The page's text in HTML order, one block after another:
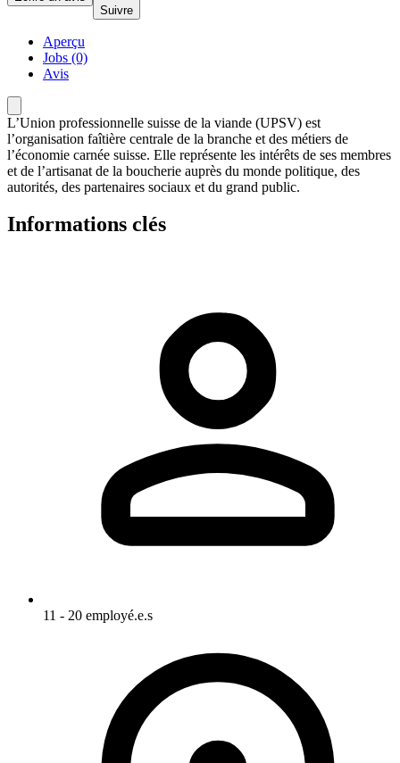
Suivre
Aperçu
Jobs (0)
Avis
L’Union professionnelle suisse de la viande (UPSV) est
l’organisation faîtière centrale de la branche et des métiers de
l’économie carnée suisse. Elle représente les intérêts de ses membres
et de l’artisanat de la boucherie auprès du monde politique, des
autorités, des partenaires sociaux et du grand public.
Informations clés
11 - 20 employé.e.s